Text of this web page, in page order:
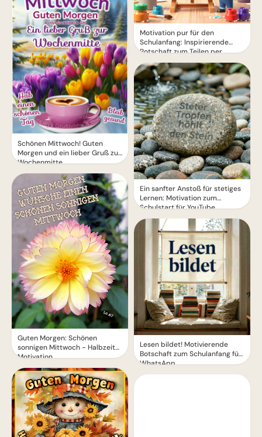
Schönen Mittwoch! Guten
Morgen und ein lieber Gruß zur
Wochenmitte
Guten Morgen: Schönen
sonnigen Mittwoch - Halbzeit-
Motivation
Motivation pur für den
Schulanfang: Inspirierende
Botschaft zum Teilen per
WhatsApp!
Ein sanfter Anstoß für stetiges
Lernen: Motivation zum
Schulstart für YouTube.
Lesen bildet! Motivierende
Botschaft zum Schulanfang für
WhatsApp